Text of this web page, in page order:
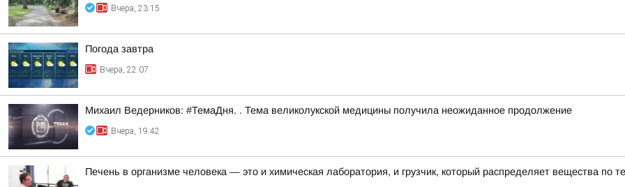
Вчера, 23:15
Погода завтра
Вчера, 22:07
Михаил Ведерников: #ТемаДня. . Тема великолукской медицины получила неожиданное продолжение
Вчера, 19:42
Печень в организме человека — это и химическая лаборатория, и грузчик, который распределяет вещества по